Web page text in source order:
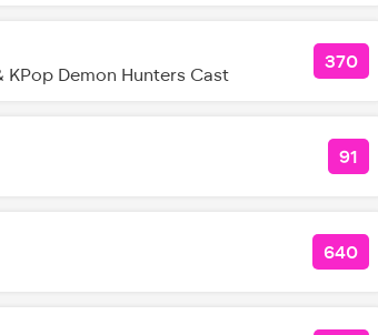
KPop Demon Hunters Cast
370
91
640